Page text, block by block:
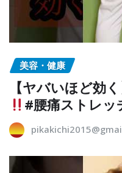
美容・健康
【ヤバいほど効
#腰痛ストレッ